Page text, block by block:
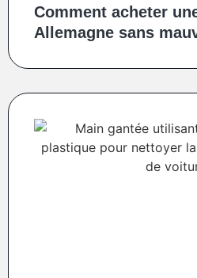
Comment acheter
Allemagne sans